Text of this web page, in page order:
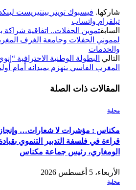
شاركها. فيسبوك تويتر بينتيريست
تيلقرام واتساب
السابقتموين الحفلات.. اتفاقية شراكة
لمموني الحفلات وجامعة الغرف
والخدمات
التالي
المغرب الفاسي ينهزم بميدانه أمام
المقالات ذات الصلة
محلية
مكناس : مؤشرات لا شعارات…
قراءة في فلسفة التدبير التنموي
الومغاري، رئيس جماعة مكناس
الأربعاء، 5 أغسطس 2026
محلية